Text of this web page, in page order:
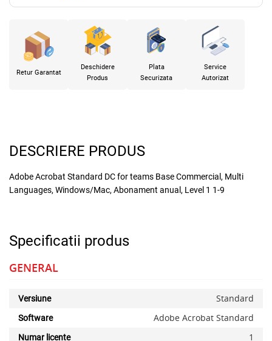
Retur Garantat
Deschidere
Produs
Plata
Securizata
Service
Autorizat
DESCRIERE PRODUS
Adobe Acrobat Standard DC for teams Base Commercial, Multi
Languages, Windows/Mac, Abonament anual, Level 1 1-9
Specificatii produs
GENERAL
Versiune Standard
Software Adobe Acrobat Standard
Numar licente 1